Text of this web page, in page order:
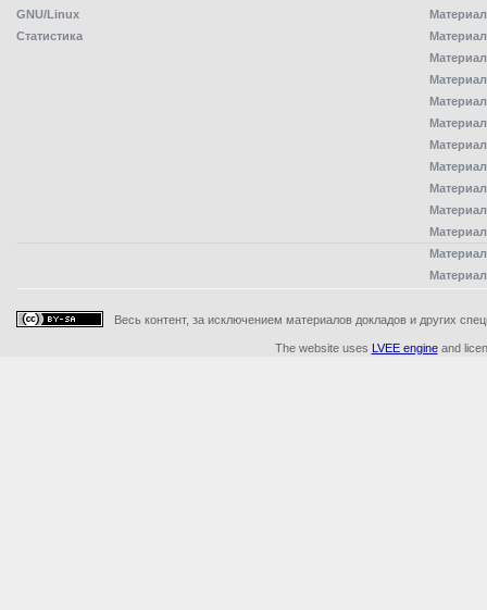
GNU/Linux
Статистика
Весь контент, за исключением материалов докладов и других
The website uses LVEE engineand